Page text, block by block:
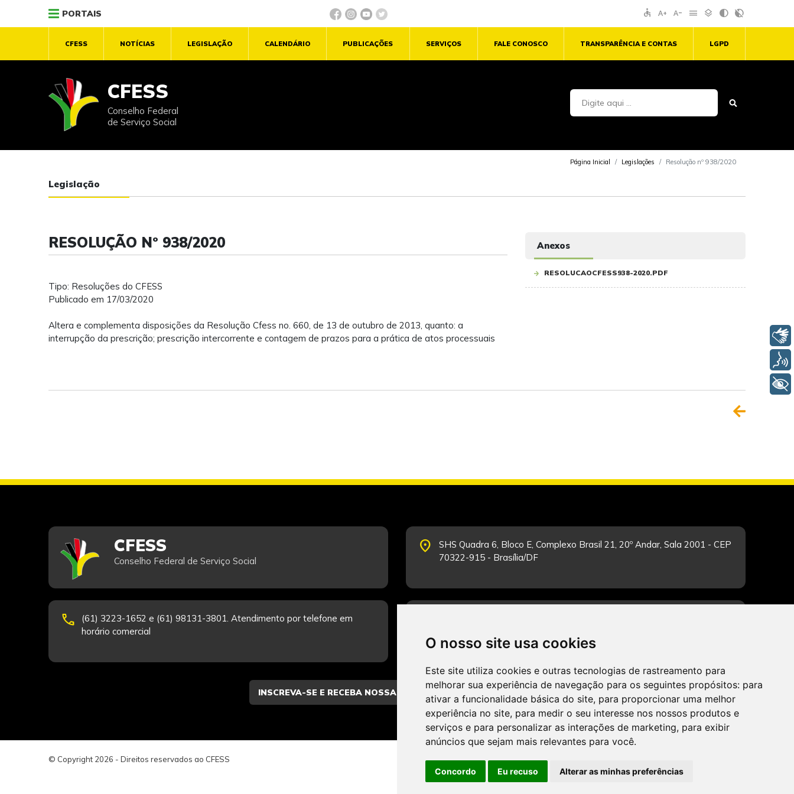
O nosso site usa cookies
Este site utiliza cookies e outras tecnologias de rastreamento para
melhorar sua experiência de navegação para os seguintes propósitos: para
ativar a funcionalidade básica do site, para proporcionar uma melhor
experiência no site, para medir o seu interesse nos nossos produtos e
serviços e para personalizar as interações de marketing, para exibir
anúncios que sejam mais relevantes para você.
Concordo Eu recuso Alterar as minhas preferências
PORTAIS accessible text_increase text_decrease menu layers contrast contrast_rtl_off
CFESS NOTÍCIAS LEGISLAÇÃO CALENDÁRIO PUBLICAÇÕES SERVIÇOS FALE CONOSCO TRANSPARÊNCIA E CONTAS LGPD
CFESS
Conselho Federal
de Serviço Social
Página Inicial Legislações Resolução nº 938/2020
Legislação
RESOLUÇÃO Nº 938/2020
Tipo: Resoluções do CFESS
Publicado em 17/03/2020
Altera e complementa disposições da Resolução Cfess no. 660, de 13 de outubro de 2013, quanto: a
interrupção da prescrição; prescrição intercorrente e contagem de prazos para a prática de atos processuais
Anexos
RESOLUCAOCFESS938-2020.PDF
CFESS
Conselho Federal de Serviço Social
place
SHS Quadra 6, Bloco E, Complexo Brasil 21, 20º Andar, Sala 2001 - CEP
70322-915 - Brasília/DF
phone
(61) 3223-1652 e (61) 98131-3801. Atendimento por telefone em
horário comercial
CADASTRAR
© Copyright 2026 - Direitos reservados ao CFESS